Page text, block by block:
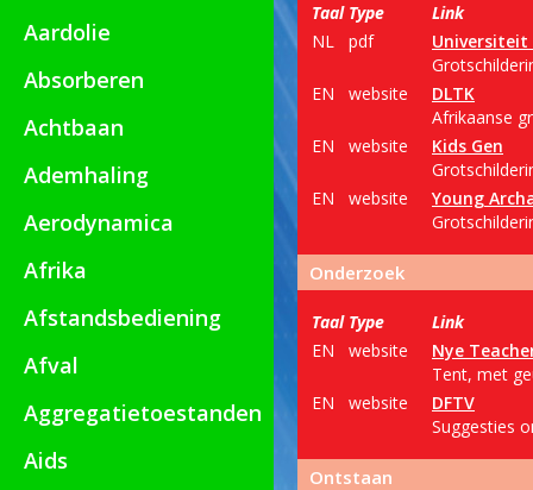
Aardolie
Absorberen
Achtbaan
Ademhaling
Aerodynamica
Afrika
Afstandsbediening
Afval
Aggregatietoestanden
Aids
Taal Type
Link
NL
pdf
EN
website
DLTK
Afrikaanse
EN
website
Kids Gen
EN
website
Young
Onderzoek
Taal Type
Link
EN
website
Nye
Tent, met
EN
website
DFTV
Suggesties
Ontstaan